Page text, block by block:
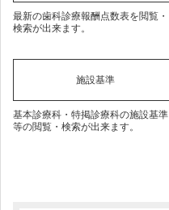
最新の歯科診療報酬点数表を閲覧・
検索が出来ます。
施設基準
基本診療科・特掲診療科の施設基準
等の閲覧・検索が出来ます。